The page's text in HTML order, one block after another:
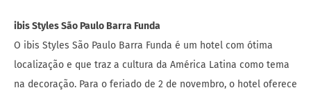
ibis Styles São Paulo Barra Funda
O ibis Styles São Paulo Barra Funda é um hotel com ótima
localização e que traz a cultura da América Latina como tema
na decoração. Para o feriado de 2 de novembro, o hotel oferece